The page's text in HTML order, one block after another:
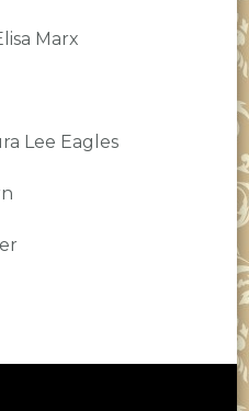
Marx
Lee Eagles